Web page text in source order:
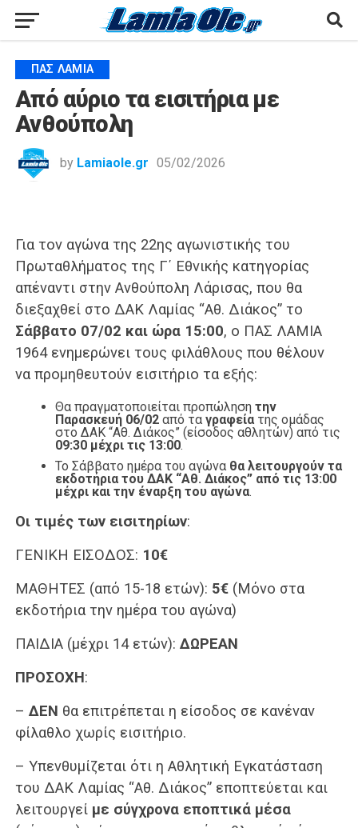
ΠΑΣ ΛΑΜΊΑ
Από αύριο τα εισιτήρια με
Ανθούπολη
by Lamiaole.gr 05/02/2026
Για τον αγώνα της 22ης αγωνιστικής του
Πρωταθλήματος της Γ΄ Εθνικής κατηγορίας
απέναντι στην Ανθούπολη Λάρισας, που θα
διεξαχθεί στο ΔΑΚ Λαμίας “Αθ. Διάκος” το
Σάββατο 07/02 και ώρα 15:00, ο ΠΑΣ ΛΑΜΙΑ
1964 ενημερώνει τους φιλάθλους που θέλουν
να προμηθευτούν εισιτήριο τα εξής:
Θα πραγματοποιείται προπώλησητην
Παρασκευή 06/02από τα γραφείατης ομάδας
στο ΔΑΚ “Αθ. Διάκος” (είσοδος αθλητών) από τις
09:30 μέχρι τις 13:00.
Το Σάββατο ημέρα του αγώνα θα λειτουργούν τα
εκδοτήρια του ΔΑΚ “Αθ. Διάκος” από τις 13:00
μέχρι και την έναρξη του αγώνα.
Οι τιμές των εισιτηρίων:
ΓΕΝΙΚΗ ΕΙΣΟΔΟΣ: 10€
ΜΑΘΗΤΕΣ (από 15-18 ετών): 5€(Μόνο στα
εκδοτήρια την ημέρα του αγώνα)
ΠΑΙΔΙΑ (μέχρι 14 ετών): ΔΩΡΕΑΝ
ΠΡΟΣΟΧΗ:
– ΔΕΝ θα επιτρέπεται η είσοδος σε κανέναν
φίλαθλο χωρίς εισιτήριο.
– Υπενθυμίζεται ότι η Αθλητική Εγκατάσταση
του ΔΑΚ Λαμίας “Αθ. Διάκος” εποπτεύεται και
λειτουργεί με σύγχρονα εποπτικά μέσα